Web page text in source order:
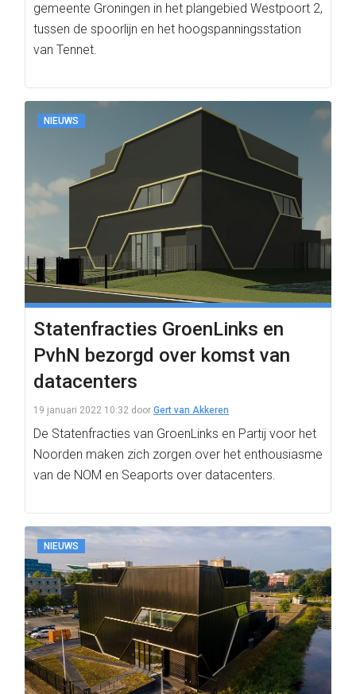
gemeente Groningen in het plangebied Westpoort 2,
tussen de spoorlijn en het hoogspanningsstation
van Tennet.
NIEUWS
Statenfracties GroenLinks en
PvhN bezorgd over komst van
datacenters
19 januari 2022 10:32 door Gert van Akkeren
De Statenfracties van GroenLinks en Partij voor het
Noorden maken zich zorgen over het enthousiasme
van de NOM en Seaports over datacenters.
NIEUWS